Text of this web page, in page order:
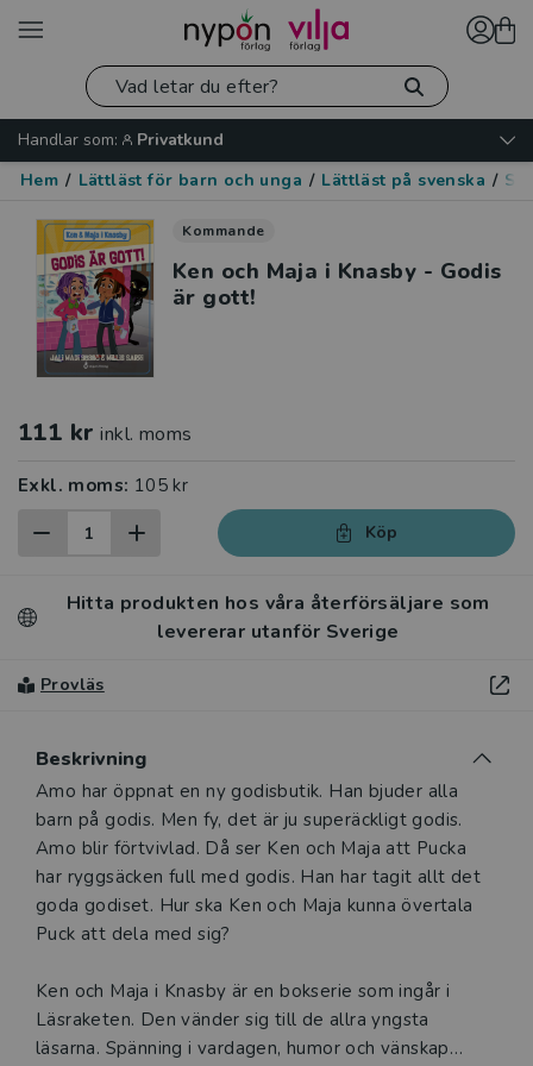
Handlar som:
Privatkund
Hem / Lättläst för barn och unga / Lättläst på svenska /
Kommande
Ken och Maja i Knasby - Godis
är gott!
111 kr inkl. moms
Exkl. moms: 105 kr
Köp
Hitta produkten hos våra återförsäljare som
levererar utanför Sverige
Provläs
Beskrivning
Beskrivning
Amo har öppnat en ny godisbutik. Han bjuder alla
barn på godis. Men fy, det är ju superäckligt godis.
Amo blir förtvivlad. Då ser Ken och Maja att Pucka
har ryggsäcken full med godis. Han har tagit allt det
goda godiset. Hur ska Ken och Maja kunna övertala
Puck att dela med sig?
Ken och Maja i Knasby är en bokserie som ingår i
Läsraketen. Den vänder sig till de allra yngsta
läsarna. Spänning i vardagen, humor och vänskap